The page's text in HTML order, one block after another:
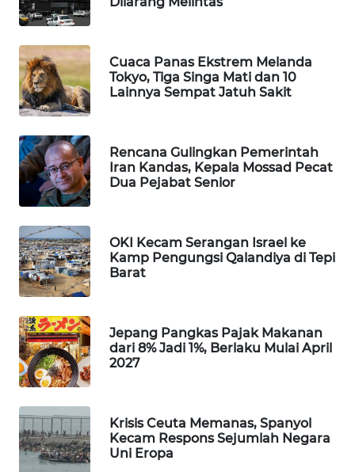
Cuaca Panas Ekstrem Melanda
Tokyo, Tiga Singa Mati dan 10
Lainnya Sempat Jatuh Sakit
Rencana Gulingkan Pemerintah
Iran Kandas, Kepala Mossad Pecat
Dua Pejabat Senior
OKI Kecam Serangan Israel ke
Kamp Pengungsi Qalandiya di Tepi
Barat
Jepang Pangkas Pajak Makanan
dari 8% Jadi 1%, Berlaku Mulai April
2027
Krisis Ceuta Memanas, Spanyol
Kecam Respons Sejumlah Negara
Uni Eropa
MAWAKA
ID
MARTABAT
NET
PLN
WATCH
MKLI
LPKKI
LKKI
KOPEKLIN
PORTAL
KONSUMEN
FORWAMKI